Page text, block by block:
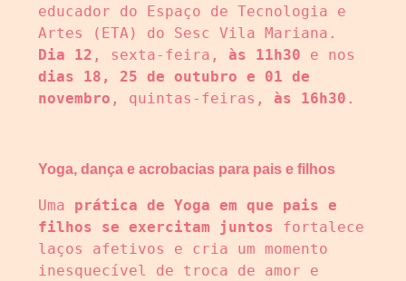
educador do Espaço de Tecnologia e
Dia 12 , sexta-feira, às 11h30
dias 18, 25 de outubro e 01 de
novembro , quintas-feiras, às 16h30 .
Yoga, dança e acrobacias para pais e filhos
Uma prática de Yoga em que pais e
filhos se exercitam juntos fortalece
laços afetivos e cria um momento
inesquecível de troca de amor e